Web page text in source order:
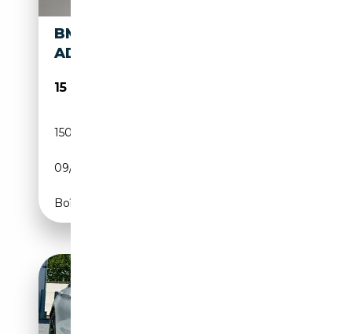
BMW 418 D GRAN COUPÉ
ADVANTAGE
15 900€
150 000 km
09/2018
Boîte automatique